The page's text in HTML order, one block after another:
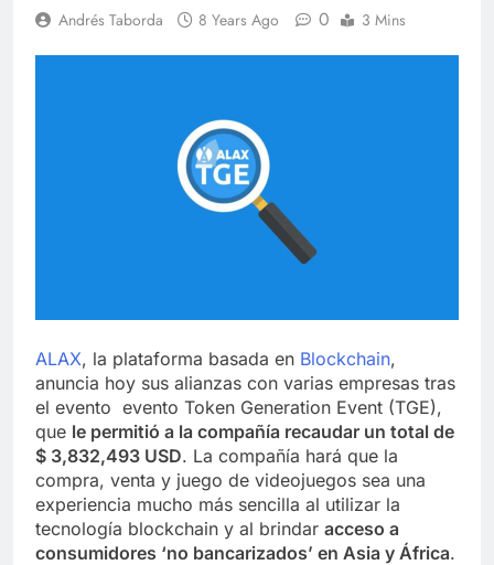
Andrés Taborda 8 Years Ago 0 3 Mins
ALAX, la plataforma basada en Blockchain,
anuncia hoy sus alianzas con varias empresas tras
el evento evento Token Generation Event (TGE),
que le permitió a la compañía recaudar un total de
$ 3,832,493 USD. La compañía hará que la
compra, venta y juego de videojuegos sea una
experiencia mucho más sencilla al utilizar la
tecnología blockchain y al brindar acceso a
consumidores ‘no bancarizados’ en Asia y África.